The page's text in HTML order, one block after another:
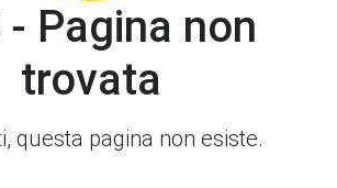
Pagina non
trovata
questa pagina non esiste.